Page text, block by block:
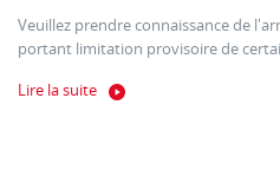
Veuillez prendre connaissance de
portant limitation provisoire de
Lire la suite